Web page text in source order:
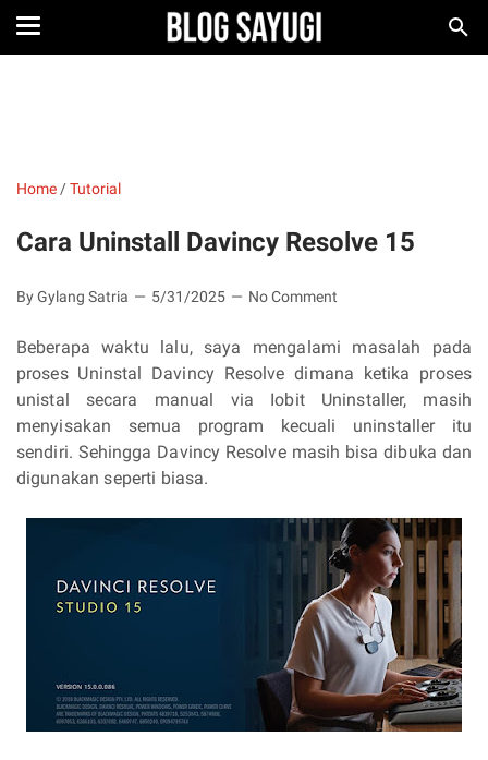
Home /Tutorial
Cara Uninstall Davincy Resolve 15
By Gylang Satria 5/31/2025 No Comment
Beberapa waktu lalu, saya mengalami masalah pada
proses Uninstal Davincy Resolve dimana ketika proses
unistal secara manual via Iobit Uninstaller, masih
menyisakan semua program kecuali uninstaller itu
sendiri. Sehingga Davincy Resolve masih bisa dibuka dan
digunakan seperti biasa.